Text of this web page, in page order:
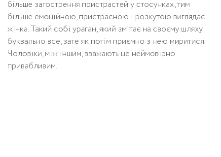
більше загострення пристрастей у стосунках, тим
більше емоційною, пристрасною і розкутою виглядає
жінка. Такий собі ураган, який змітає на своєму шляху
буквально все, зате як потім приємно з нею миритися.
Чоловіки, між іншим, вважають це неймовірно
привабливим.